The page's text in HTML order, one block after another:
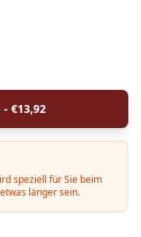
- €13,92
speziell für Sie beim
länger sein.